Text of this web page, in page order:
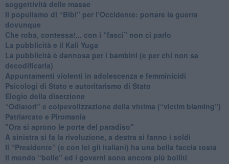
soggettività delle masse
​Il populismo di “Bibi” per l’Occidente: portare la guerra
dovunque
​Che roba, contessa!... con i “fasci” non ci parlo
La pubblicità e il Kali Yuga
​La pubblicità è dannosa per i bambini (e per chi non sa
decodificarla)
​Appuntamenti violenti in adolescenza e femminicidi
​Psicologi di Stato e autoritarismo di Stato
Elogio della diserzione
“Odiatori” e colpevolizzazione della vittima (“victim blaming”)
​Patriarcato e Piromania
"Ora si aprono le porte del paradiso"
​A sinistra si fa la rivoluzione, a destra si fanno i soldi
​Il “Presidente” (e con lei gli italiani) ha una bella faccia tosta
​Il mondo “bolle” ed i governi sono ancora più bolliti